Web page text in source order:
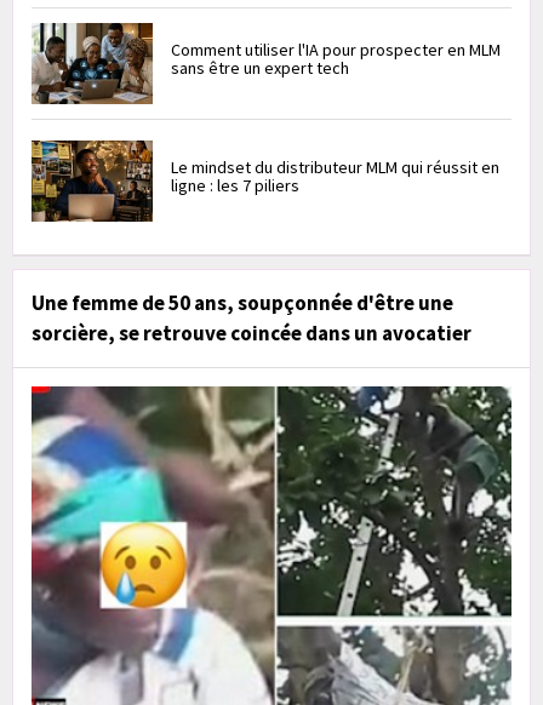
Comment utiliser l'IA pour prospecter en MLM
sans être un expert tech
Le mindset du distributeur MLM qui réussit en
ligne : les 7 piliers
Une femme de 50 ans, soupçonnée d'être une
sorcière, se retrouve coincée dans un avocatier